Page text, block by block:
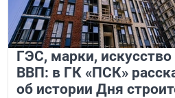
ГЭС, марки, искусство
ВВП: в ГК «ПСК»
об истории Дня